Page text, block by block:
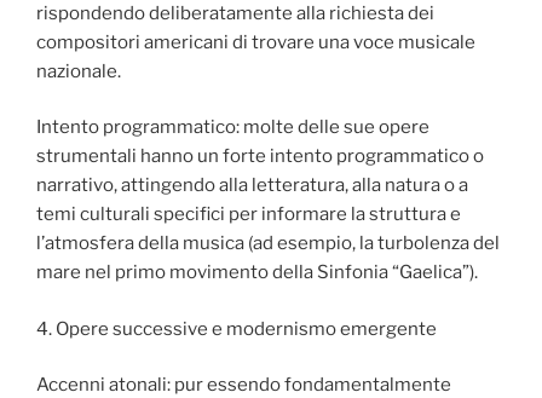
rispondendo deliberatamente alla richiesta dei
compositori americani di trovare una voce musicale
nazionale.
Intento programmatico: molte delle sue opere
strumentali hanno un forte intento programmatico o
narrativo, attingendo alla letteratura, alla natura o a
temi culturali specifici per informare la struttura e
l’atmosfera della musica (ad esempio, la turbolenza del
mare nel primo movimento della Sinfonia “Gaelica”).
4. Opere successive e modernismo emergente
Accenni atonali: pur essendo fondamentalmente